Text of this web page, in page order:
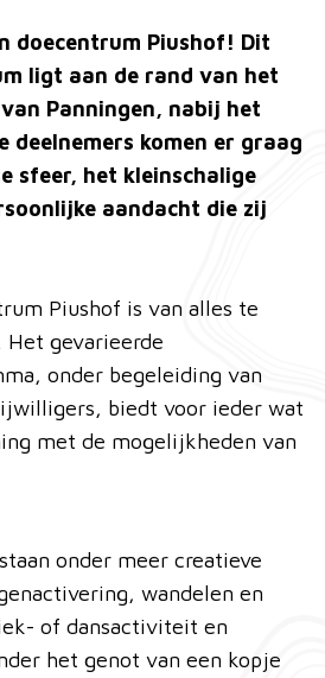
doecentrum Piushof! Dit
ligt aan de rand van het
Panningen, nabij het
deelnemers komen er graag
sfeer, het kleinschalige
aandacht die zij
Piushof is van alles te
Het gevarieerde
onder begeleiding van
biedt voor ieder wat
met de mogelijkheden van
onder meer creatieve
wandelen en
of dansactiviteit en
het genot van een kopje